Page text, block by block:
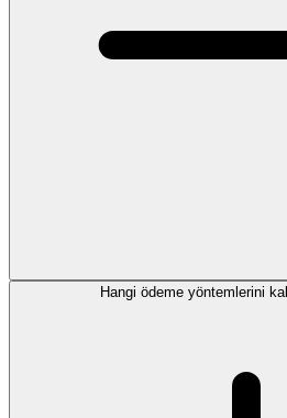
Hangi ödeme yöntemlerini